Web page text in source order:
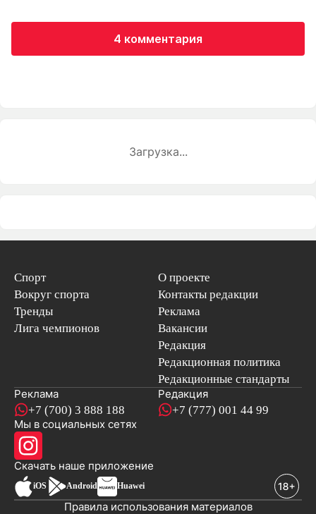
4 комментария
Загрузка...
Спорт
Вокруг спорта
Тренды
Лига чемпионов
О проекте
Контакты редакции
Реклама
Вакансии
Редакция
Редакционная политика
Редакционные стандарты
Реклама
+7 (700) 3 888 188
Редакция
+7 (777) 001 44 99
Мы в социальных сетях
Скачать наше приложениеновостей
iOS Android Huawei
Правила использования материалов